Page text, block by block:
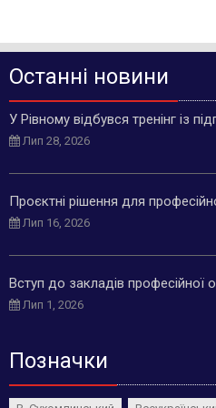
Останні новини
У Рівному відбувся тренінг із
Лип 28, 2026
Проєктні рішення для
Лип 16, 2026
Вступ до закладів професійної
Лип 1, 2026
Позначки